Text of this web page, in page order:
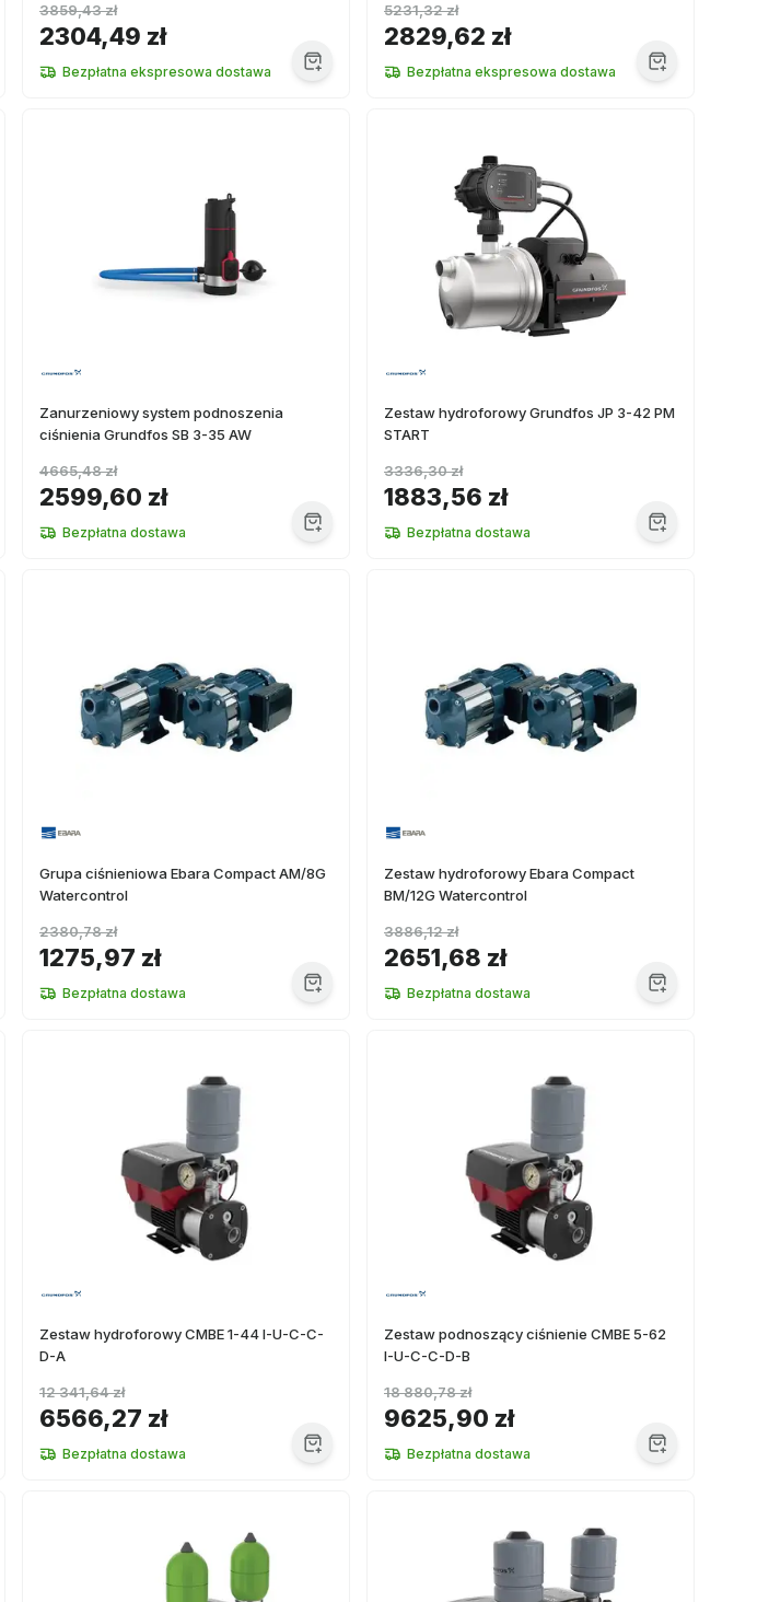
2304,49 zł
3859,43 zł
Bezpłatna ekspresowa dostawa
2829,62 zł
5231,32 zł
Bezpłatna ekspresowa dostawa
Zanurzeniowy system podnoszenia
ciśnienia Grundfos SB 3-35 AW
2599,60 zł
4665,48 zł
Bezpłatna dostawa
Zestaw hydroforowy Grundfos JP 3-42 PM
START
1883,56 zł
3336,30 zł
Bezpłatna dostawa
Grupa ciśnieniowa Ebara Compact AM/8G
Watercontrol
1275,97 zł
2380,78 zł
Bezpłatna dostawa
Zestaw hydroforowy Ebara Compact
BM/12G Watercontrol
2651,68 zł
3886,12 zł
Bezpłatna dostawa
Zestaw hydroforowy CMBE 1-44 I-U-C-C-
D-A
6566,27 zł
12 341,64 zł
Bezpłatna dostawa
Zestaw podnoszący ciśnienie CMBE 5-62
I-U-C-C-D-B
9625,90 zł
18 880,78 zł
Bezpłatna dostawa